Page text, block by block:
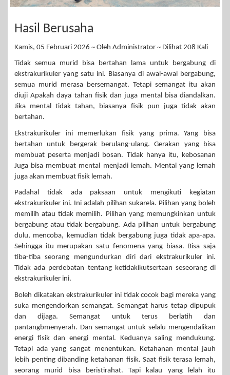
Hasil Berusaha
Kamis, 05 Februari 2026 ~ Oleh Administrator ~ Dilihat 208 Kali
Tidak semua murid bisa bertahan lama untuk bergabung di
ekstrakurikuler yang satu ini. Biasanya di awal-awal bergabung,
semua murid merasa bersemangat. Tetapi semangat itu akan
diuji Apakah daya tahan fisik dan juga mental bisa diandalkan.
Jika mental tidak tahan, biasanya fisik pun juga tidak akan
bertahan.
Ekstrakurikuler ini memerlukan fisik yang prima. Yang bisa
bertahan untuk bergerak berulang-ulang. Gerakan yang bisa
membuat peserta menjadi bosan. Tidak hanya itu, kebosanan
Juga bisa membuat mental menjadi lemah. Mental yang lemah
juga akan membuat fisik lemah.
Padahal tidak ada paksaan untuk mengikuti kegiatan
ekstrakurikuler ini. Ini adalah pilihan sukarela. Pilihan yang boleh
memilih atau tidak memilih. Pilihan yang memungkinkan untuk
bergabung atau tidak bergabung. Ada pilihan untuk bergabung
dulu, mencoba, kemudian tidak bergabung juga tidak apa-apa.
Sehingga itu merupakan satu fenomena yang biasa. Bisa saja
tiba-tiba seorang mengundurkan diri dari ekstrakurikuler ini.
Tidak ada perdebatan tentang ketidakikutsertaan seseorang di
ekstrakurikuler ini.
Boleh dikatakan ekstrakurikuler ini tidak cocok bagi mereka yang
suka mengendorkan semangat. Semangat harus tetap dipupuk
dan dijaga. Semangat untuk terus berlatih dan
pantangbmenyerah. Dan semangat untuk selalu mengendalikan
energi fisik dan energi mental. Keduanya saling mendukung.
Tetapi ada yang sangat menentukan. Ketahanan mental jauh
lebih penting dibanding ketahanan fisik. Saat fisik terasa lemah,
seorang murid bisa beristirahat. Tapi kalau yang lelah itu